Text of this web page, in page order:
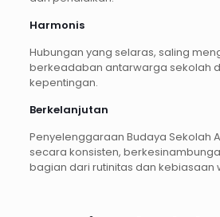
Harmonis
Hubungan yang selaras, saling
berkeadaban antarwarga sekolah
kepentingan.
Berkelanjutan
Penyelenggaraan Budaya Sekolah
secara konsisten,
bagian dari rutinitas dan kebiasaan